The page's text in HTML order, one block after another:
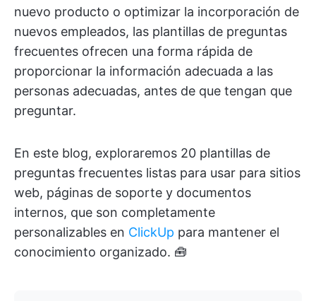
nuevo producto o optimizar la incorporación de
nuevos empleados, las plantillas de preguntas
frecuentes ofrecen una forma rápida de
proporcionar la información adecuada a las
personas adecuadas, antes de que tengan que
preguntar.
En este blog, exploraremos 20 plantillas de
preguntas frecuentes listas para usar para sitios
web, páginas de soporte y documentos
internos, que son completamente
personalizables en ClickUp para mantener el
conocimiento organizado. 🧰